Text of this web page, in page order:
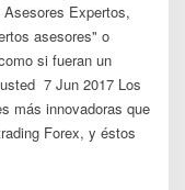
Expertos,
asesores" o
si fueran un
7 Jun 2017 Los
más innovadoras que
Forex, y éstos